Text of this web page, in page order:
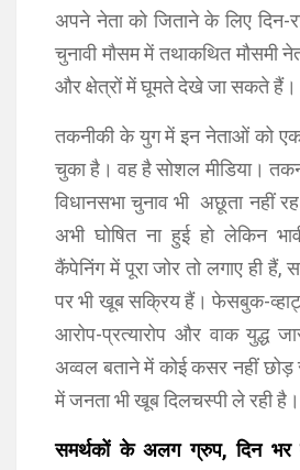
अपने नेता को जिताने के लिए दिन-
चुनावी मौसम में तथाकथित मौसमी
और क्षेत्रों में घूमते देखे जा सकते हैं।
तकनीकी के युग में इन नेताओं को एक
चुका है। वह है सोशल मीडिया।
विधानसभा चुनाव भी अछूता नहीं
अभी घोषित ना हुई हो लेकिन
कैंपेनिंग में पूरा जोर तो लगाए ही हैं,
पर भी खूब सक्रिय हैं। फेसबुक-
आरोप-प्रत्यारोप और वाक युद्ध
अव्वल बताने में कोई कसर नहीं छोड़
में जनता भी खूब दिलचस्पी ले रही है।
समर्थकों के अलग ग्रुप, दिन